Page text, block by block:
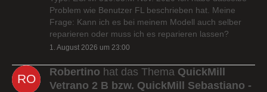
Problem wie Benutzer FL beschrieben hat. Meine
Frage: Kann ich es bei meinem Modell auch selber
reparieren oder muss ich es reparieren lassen?
1. August 2026 um 23:00
Robertino hat das Thema QuickMill
Vetrano 2 B bzw. QuickMill Sebastiano -